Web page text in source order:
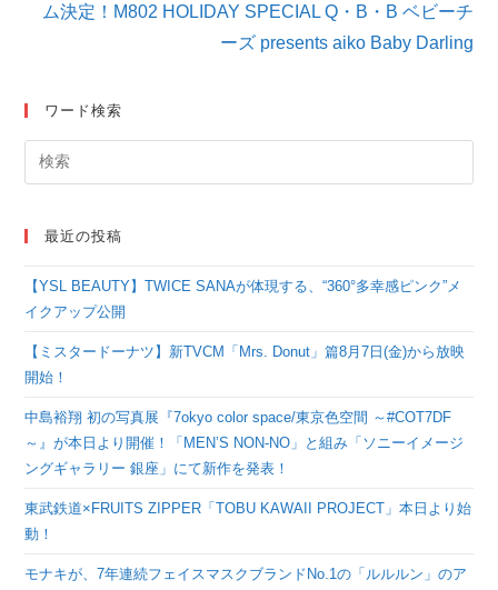
ム決定！M802 HOLIDAY SPECIAL Q・B・B ベビーチ
ーズ presents aiko Baby Darling
ワード検索
最近の投稿
【YSL BEAUTY】TWICE SANAが体現する、“360°多幸感ピンク”メ
イクアップ公開
【ミスタードーナツ】新TVCM「Mrs. Donut」篇8月7日(金)から放映
開始！
中島裕翔 初の写真展『7okyo color space/東京色空間 ～#COT7DF
～』が本日より開催！「MEN’S NON-NO」と組み「ソニーイメージ
ングギャラリー 銀座」にて新作を発表！
東武鉄道×FRUITS ZIPPER「TOBU KAWAII PROJECT」本日より始
動！
モナキが、7年連続フェイスマスクブランドNo.1の「ルルルン」のア